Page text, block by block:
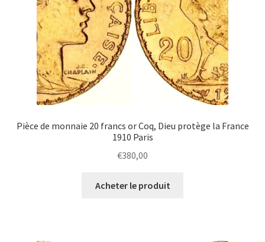
Pièce de monnaie 20 francs or Coq, Dieu protège la France
1910 Paris
€380,00
Acheter le produit